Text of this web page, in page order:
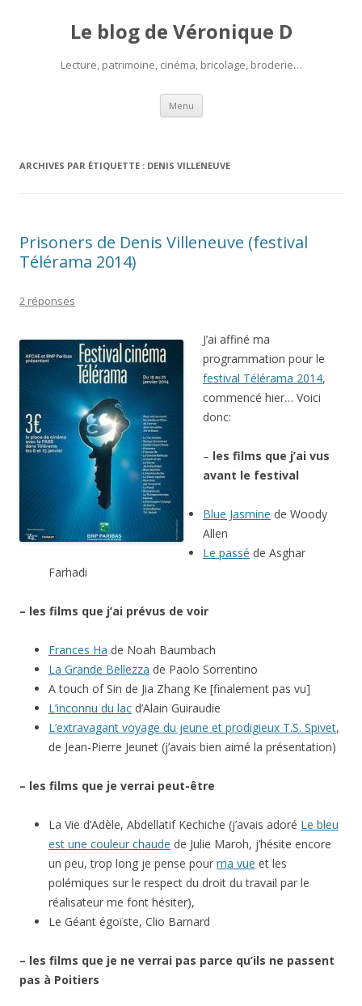
Le blog de Véronique D
Lecture, patrimoine, cinéma, bricolage, broderie…
Menu Aller
contenu
ARCHIVES PAR ÉTIQUETTE : DENIS VILLENEUVE
Prisoners de Denis Villeneuve (festival
Télérama 2014)
2 réponses
J’ai affiné ma
programmation pour le
festival Télérama 2014,
commencé hier… Voici
donc:
– les films que j’ai vus
avant le festival
Blue Jasmine de Woody
Allen
Le passé de Asghar
Farhadi
– les films que j’ai prévus de voir
Frances Ha de Noah Baumbach
La Grande Bellezza de Paolo Sorrentino
A touch of Sin de Jia Zhang Ke [finalement pas vu]
L’inconnu du lac d’Alain Guiraudie
L’extravagant voyage du jeune et prodigieux T.S. Spivet,
de Jean-Pierre Jeunet (j’avais bien aimé la présentation)
– les films que je verrai peut-être
La Vie d’Adèle, Abdellatif Kechiche (j’avais adoré Le bleu
est une couleur chaude de Julie Maroh, j’hésite encore
un peu, trop long je pense pour ma vue et les
polémiques sur le respect du droit du travail par le
réalisateur me font hésiter),
Le Géant égoïste, Clio Barnard
– les films que je ne verrai pas parce qu’ils ne passent
pas à Poitiers